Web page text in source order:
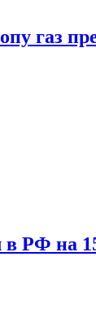
газ
в РФ на